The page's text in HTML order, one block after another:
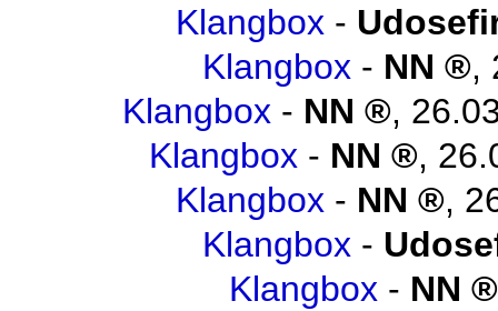
Klangbox -
Klangbox - NN ,
Klangbox - NN ,
Klangbox - NN ,
Klangbox - NN ,
Klangbox -
Klangbox - NN